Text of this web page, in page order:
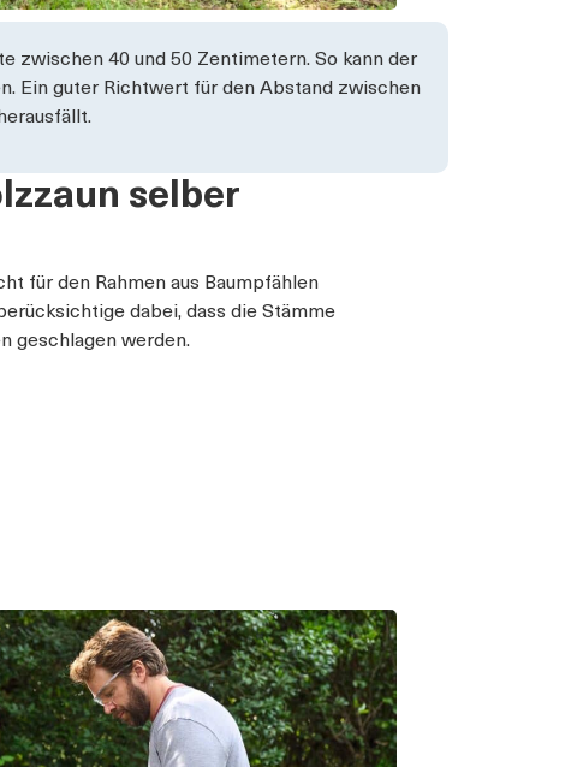
zwischen 40 und 50 Zentimetern. So kann der
Ein guter Richtwert für den Abstand zwischen
selber
für den Rahmen aus Baumpfählen
dabei, dass die Stämme
geschlagen werden.